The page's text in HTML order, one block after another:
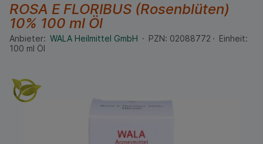
ROSA E FLORIBUS (Rosenblüten)
10% 100 ml Öl
Anbieter: WALA Heilmittel GmbH PZN: 02088772
Einheit:
100 ml Öl